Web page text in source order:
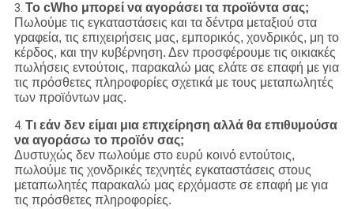
3. Το cWho μπορεί να αγοράσει τα προϊόντα σας;
Πωλούμε τις εγκαταστάσεις και τα δέντρα μεταξιού στα
γραφεία, τις επιχειρήσεις μας, εμπορικός, χονδρικός, μη το
κέρδος, και την κυβέρνηση. Δεν προσφέρουμε τις οικιακές
πωλήσεις εντούτοις, παρακαλώ μας ελάτε σε επαφή με για
τις πρόσθετες πληροφορίες σχετικά με τους μεταπωλητές
των προϊόντων μας.
4. Τι εάν δεν είμαι μια επιχείρηση αλλά θα επιθυμούσα
να αγοράσω το προϊόν σας;
Δυστυχώς δεν πωλούμε στο ευρύ κοινό εντούτοις,
πωλούμε τις χονδρικές τεχνητές εγκαταστάσεις στους
μεταπωλητές παρακαλώ μας ερχόμαστε σε επαφή με για
τις πρόσθετες πληροφορίες.